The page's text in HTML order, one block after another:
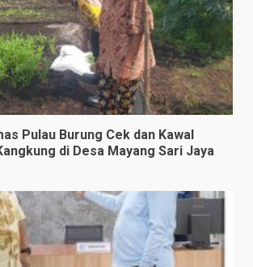
Pulau Burung Cek dan Kawal
di Desa Mayang Sari Jaya